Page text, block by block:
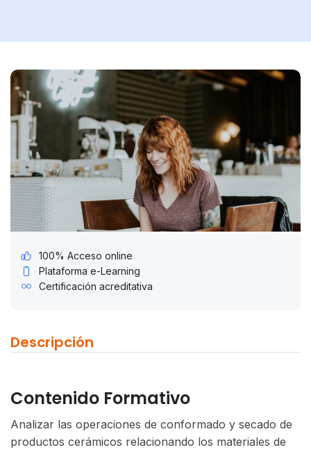
Descripción
Contenido Formativo
Analizar las operaciones de conformado y secado de
productos cerámicos relacionando los materiales de
100% Acceso online
Plataforma e-Learning
Certificación acreditativa